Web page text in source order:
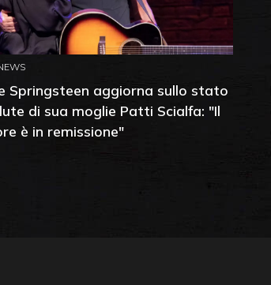
Springsteen aggiorna sullo stato
di sua moglie Patti Scialfa: "Il
è in remissione"